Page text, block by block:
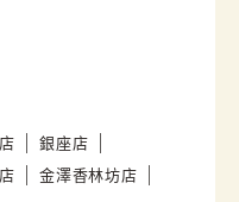
銀座店
金澤香林坊店